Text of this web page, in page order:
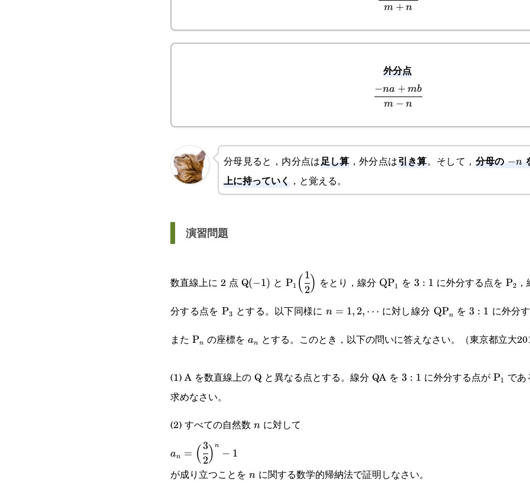
{m+n}
m + n
外分点
\cfrac{-
na+mb}
{m-n}
m − n
−na + mb
分母見ると，内分点は足し算，外分点は引き算。そして， 分母の -
−n
上に持っていく ，と覚える。
演習問題
数直線上に 2 点 Q(-1)
(−1) と\text{P}_1\Big(\cfrac{1}
{2}\Big)
P1 ( 2
1) をとり，線分 \text{QP}_1
QP1 を3 : 1 に外分する点をP2
分する点を \text{P}_3
P3 とする。以下同様に n = 1, 2, ⋯ に対し線分 \text{QP}_n
QPn を3 : 1 に外分
また \text{P}_n
Pn の座標を an とする。このとき，以下の問いに答えなさい。（東京都立大
(1) A を数直線上の Q と異なる点とする。線分 QA を3 : 1 に外分する点がP1 であ
求めなさい。
(2) すべての自然数 n
n に対して
a_n=\Big(\cfrac{3}
{2}\Big)^n-1
an = ( 2
3) n
− 1
が成り立つことを n
n に関する数学的帰納法で証明しなさい。